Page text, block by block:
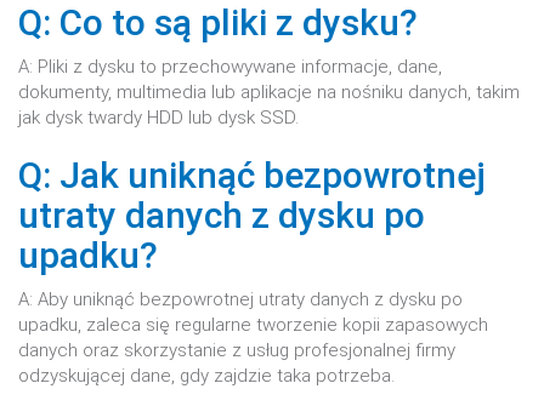
Q: Co to są pliki z dysku?
A: Pliki z dysku to przechowywane informacje, dane,
dokumenty, multimedia lub aplikacje na nośniku danych, takim
jak dysk twardy HDD lub dysk SSD.
Q: Jak uniknąć bezpowrotnej
utraty danych z dysku po
upadku?
A: Aby uniknąć bezpowrotnej utraty danych z dysku po
upadku, zaleca się regularne tworzenie kopii zapasowych
danych oraz skorzystanie z usług profesjonalnej firmy
odzyskującej dane, gdy zajdzie taka potrzeba.